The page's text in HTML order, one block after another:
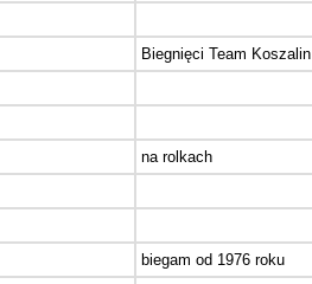
Biegnięci Team Koszalin
na rolkach
biegam od 1976 roku